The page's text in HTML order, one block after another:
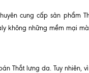
cung cấp sản phẩm
không những mềm mại
Thắt lưng da. Tuy